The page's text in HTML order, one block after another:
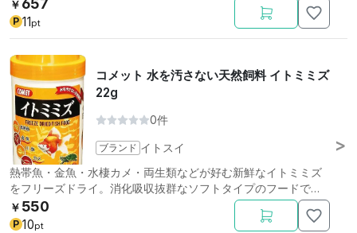
￥ 657
P 11pt
コメット 水を汚さない天然飼料 イトミミズ
22g
0件
ブランド イトスイ
熱帯魚・金魚・水棲カメ・両生類などが好む新鮮なイトミミズ
をフリーズドライ。消化吸収抜群なソフトタイプのフードで
す。
￥ 550
P 10pt